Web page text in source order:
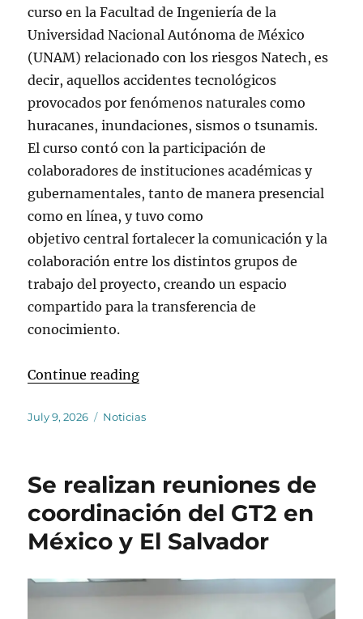
curso en la Facultad de Ingeniería de la
Universidad Nacional Autónoma de México
(UNAM) relacionado con los riesgos Natech, es
decir, aquellos accidentes tecnológicos
provocados por fenómenos naturales como
huracanes, inundaciones, sismos o tsunamis.
El curso contó con la participación de
colaboradores de instituciones académicas y
gubernamentales, tanto de manera presencial
como en línea, y tuvo como
objetivo central fortalecer la comunicación y la
colaboración entre los distintos grupos de
trabajo del proyecto, creando un espacio
compartido para la transferencia de
conocimiento.
Continue reading“Se lleva a cabo un curso sobre
Posted
July 9, 2026 Categories
Noticias
Se realizan reuniones de
coordinación del GT2 en
México y El Salvador